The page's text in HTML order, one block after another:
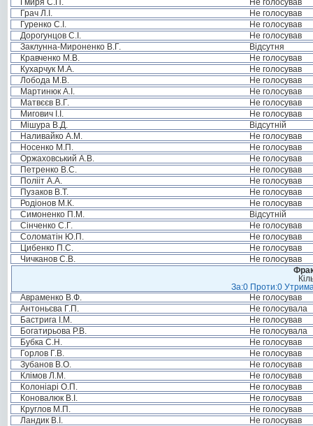
Гмиря С.П.
Не голосував
Грач Л.І.
Не голосував
Гуренко С.І.
Не голосував
Дорогунцов С.І.
Не голосував
Заклунна-Мироненко В.Г.
Відсутня
Кравченко М.В.
Не голосував
Кухарчук М.А.
Не голосував
Лобода М.В.
Не голосував
Мартинюк А.І.
Не голосував
Матвєєв В.Г.
Не голосував
Мигович І.І.
Не голосував
Мішура В.Д.
Відсутній
Наливайко А.М.
Не голосував
Носенко М.П.
Не голосував
Оржаховський А.В.
Не голосував
Петренко В.С.
Не голосував
Полііт А.А.
Не голосував
Пузаков В.Т.
Не голосував
Родіонов М.К.
Не голосував
Симоненко П.М.
Відсутній
Сінченко С.Г.
Не голосував
Соломатін Ю.П.
Не голосував
Цибенко П.С.
Не голосував
Чичканов С.В.
Не голосував
За:0 Проти:0
Авраменко В.Ф.
Не голосував
Антоньєва Г.П.
Не голосувала
Бастрига І.М.
Не голосував
Богатирьова Р.В.
Не голосувала
Бубка С.Н.
Не голосував
Горлов Г.В.
Не голосував
Зубанов В.О.
Не голосував
Клімов Л.М.
Не голосував
Колоніарі О.П.
Не голосував
Коновалюк В.І.
Не голосував
Круглов М.П.
Не голосував
Ландик В.І.
Не голосував